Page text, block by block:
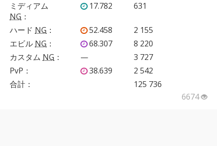
ミディアム
NG ：
17.782 631
ハード NG ： 52.458
2 155
エビル NG ： 68.307
8 220
カスタム NG ： —
3 727
PvP ： 38.639
2 542
合計：
125 736
6674